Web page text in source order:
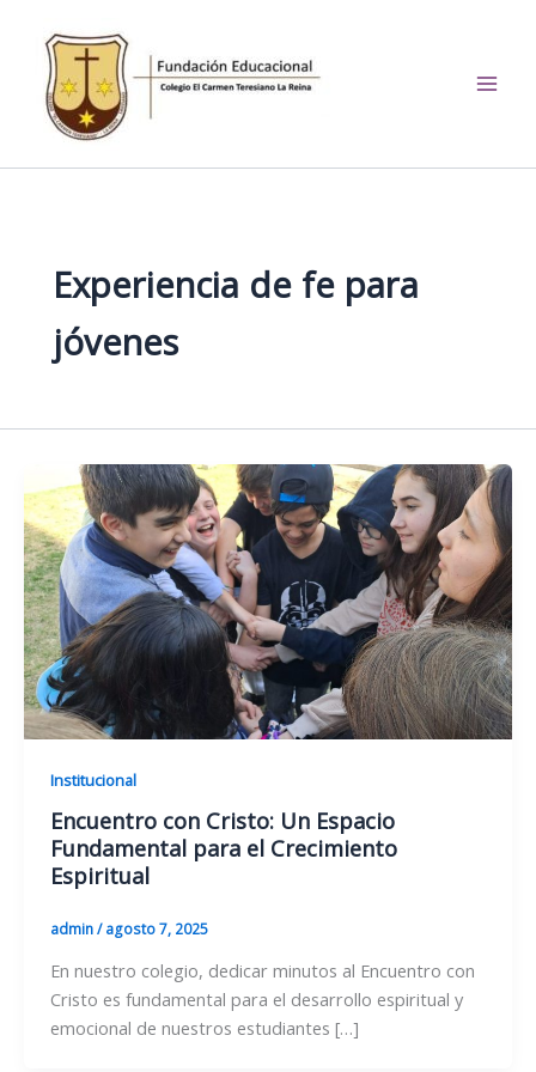
contenido
Experiencia de fe para
jóvenes
Institucional
Encuentro con Cristo: Un Espacio
Fundamental para el Crecimiento
Espiritual
admin/agosto 7, 2025
En nuestro colegio, dedicar minutos al Encuentro con
Cristo es fundamental para el desarrollo espiritual y
emocional de nuestros estudiantes […]